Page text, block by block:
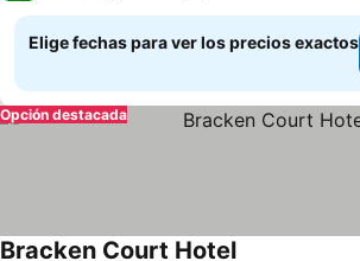
Elige fechas para ver los precios exactos
Opción destacada
Bracken Court Hotel